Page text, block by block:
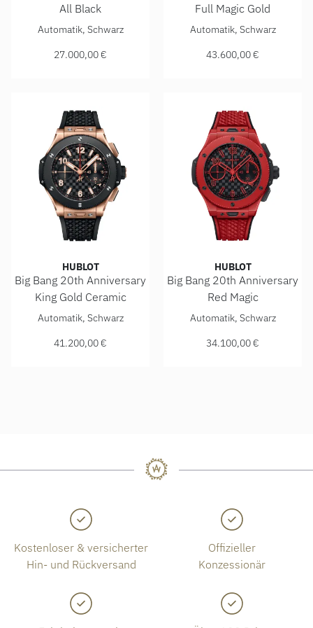
All Black
Hublot Big Bang 20th Anniversary All Black , Ref:
Automatik, Schwarz
27.000,00 €
Full Magic Gold
Hublot Big Bang 20th
Automatik, Schwarz
43.600,00 €
HUBLOT
Big Bang 20th Anniversary
King Gold Ceramic
Hublot Big Bang 20th Anniversary King Gold Ceramic ,
Automatik, Schwarz
41.200,00 €
HUBLOT
Big Bang 20th Anniversary
Red Magic
Hublot Big Bang 20th
Automatik, Schwarz
34.100,00 €
Kostenloser & versicherter
Hin- und Rückversand
Offizieller
Konzessionär